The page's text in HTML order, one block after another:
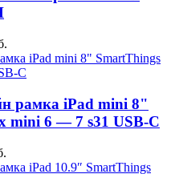
рамка iPad mini 8"
mini 6 — 7 s31 USB-C